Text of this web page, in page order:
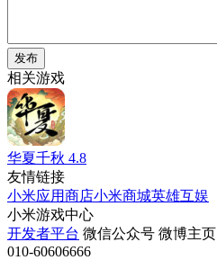
发布
相关游戏
华夏千秋 4.8
友情链接
小米应用商店小米商城英雄互娱
小米游戏中心
开发者平台 微信公众号 微博主页
010-60606666